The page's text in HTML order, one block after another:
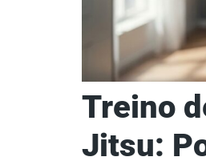
Treino
Jitsu: